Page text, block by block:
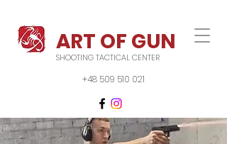
SHOOTING TACTICAL CENTER
+48 509 510 021
ART OF GUN